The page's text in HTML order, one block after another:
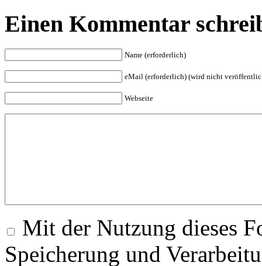
Einen Kommentar
Name (erforderlich)
eMail (erforderlich) (wird nicht
Webseite
Mit der Nutzung dieses
Speicherung und